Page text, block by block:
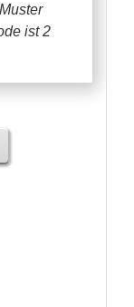
ist 2